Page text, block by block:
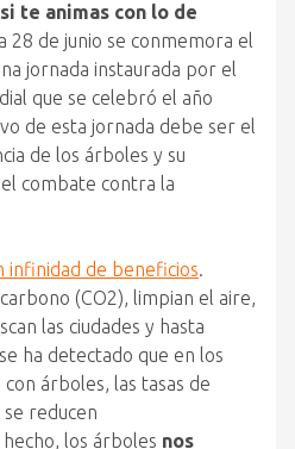
te animas con lo de
28 de junio se conmemora el
jornada instaurada por el
que se celebró el año
de esta jornada debe ser el
de los árboles y su
combate contra la
infinidad de beneficios.
(CO2), limpian el aire,
las ciudades y hasta
ha detectado que en los
árboles, las tasas de
reducen
los árboles nos